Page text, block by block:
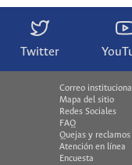
Twitter
Correo
Mapa del sitio
Redes Sociales
FAQ
Quejas y reclamos
Atención en línea
Encuesta